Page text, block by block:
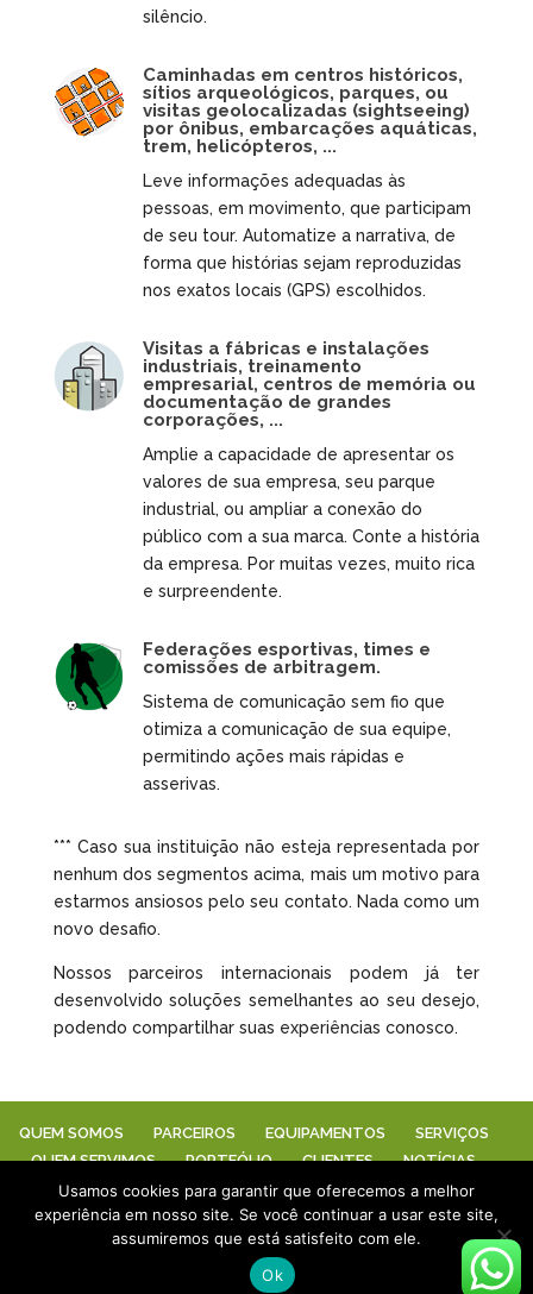
silêncio.
Caminhadas em centros históricos,
sítios arqueológicos, parques, ou
visitas geolocalizadas (sightseeing)
por ônibus, embarcações aquáticas,
trem, helicópteros, ...
Leve informações adequadas às
pessoas, em movimento, que participam
de seu tour. Automatize a narrativa, de
forma que histórias sejam reproduzidas
nos exatos locais (GPS) escolhidos.
Visitas a fábricas e instalações
industriais, treinamento
empresarial, centros de memória ou
documentação de grandes
corporações, ...
Amplie a capacidade de apresentar os
valores de sua empresa, seu parque
industrial, ou ampliar a conexão do
público com a sua marca. Conte a história
da empresa. Por muitas vezes, muito rica
e surpreendente.
Federações esportivas, times e
comissões de arbitragem.
Sistema de comunicação sem fio que
otimiza a comunicação de sua equipe,
permitindo ações mais rápidas e
asserivas.
*** Caso sua instituição não esteja representada por
nenhum dos segmentos acima, mais um motivo para
estarmos ansiosos pelo seu contato. Nada como um
novo desafio.
Nossos parceiros internacionais podem já ter
desenvolvido soluções semelhantes ao seu desejo,
podendo compartilhar suas experiências conosco.
QUEM SOMOS PARCEIROS EQUIPAMENTOS
SERVIÇOS
QUEM SERVIMOS
PORTFÓLIO CLIENTES
NOTÍCIAS
AMOSTRAS (A&V)
CONTATO
Copyright Neocultura | Developed by Webdas |
www.suaempresanainternet.net
Usamos cookies para garantir que oferecemos a melhor
experiência em nosso site. Se você continuar a usar este site,
assumiremos que está satisfeito com ele.
Ok